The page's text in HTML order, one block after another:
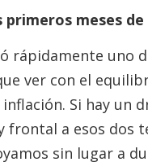
primeros meses
rápidamente uno
ver con el
Si hay un
frontal a esos dos
sin lugar a